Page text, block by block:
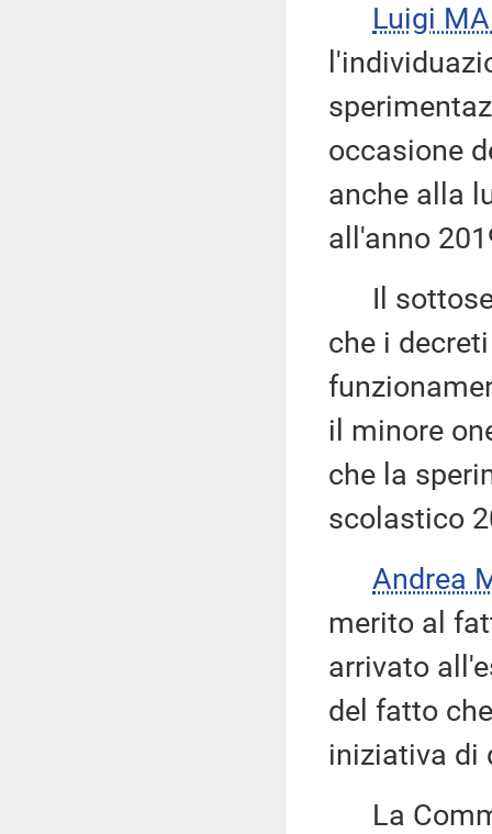
Luigi
occasione
anche alla
all'anno
Il
che i
il minore
che la
scolastico
Andrea
merito al
arrivato
del fatto
iniziativa di
La